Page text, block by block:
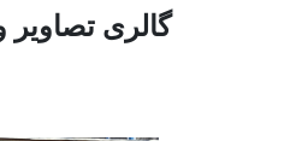
گالری تصاویر